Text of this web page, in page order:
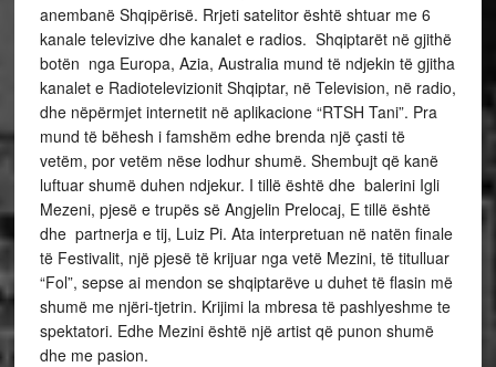
anembanë Shqipërisë. Rrjeti satelitor është shtuar me 6
kanale televizive dhe kanalet e radios. Shqiptarët në gjithë
botën nga Europa, Azia, Australia mund të ndjekin të gjitha
kanalet e Radiotelevizionit Shqiptar, në Television, në radio,
dhe nëpërmjet internetit në aplikacione “RTSH Tani”. Pra
mund të bëhesh i famshëm edhe brenda një çasti të
vetëm, por vetëm nëse lodhur shumë. Shembujt që kanë
luftuar shumë duhen ndjekur. I tillë është dhe balerini Igli
Mezeni, pjesë e trupës së Angjelin Prelocaj, E tillë është
dhe partnerja e tij, Luiz Pi. Ata interpretuan në natën finale
të Festivalit, një pjesë të krijuar nga vetë Mezini, të titulluar
“Fol”, sepse ai mendon se shqiptarëve u duhet të flasin më
shumë me njëri-tjetrin. Krijimi la mbresa të pashlyeshme te
spektatori. Edhe Mezini është një artist që punon shumë
dhe me pasion.